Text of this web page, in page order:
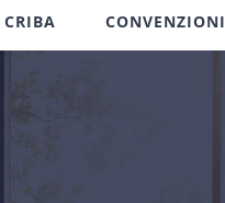
CRIBA CONVENZIONI